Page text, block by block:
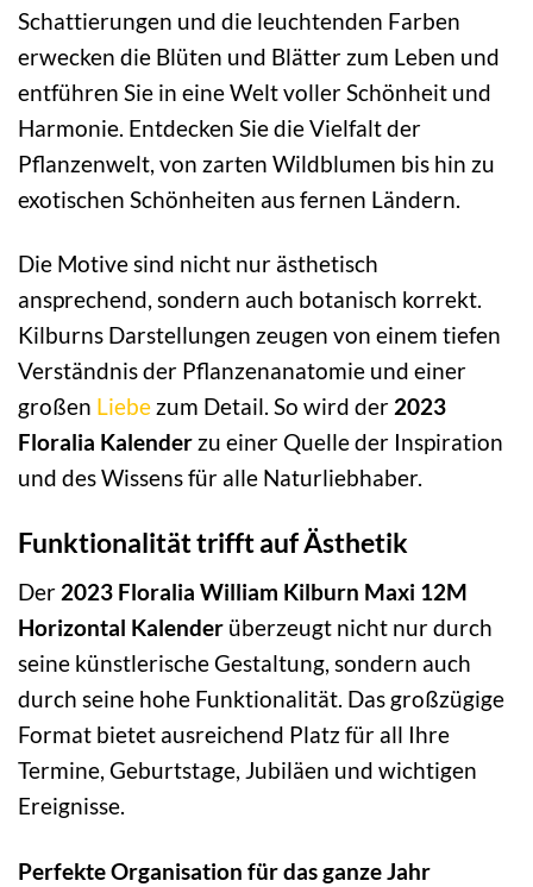
Schattierungen und die leuchtenden Farben
erwecken die Blüten und Blätter zum Leben und
entführen Sie in eine Welt voller Schönheit und
Harmonie. Entdecken Sie die Vielfalt der
Pflanzenwelt, von zarten Wildblumen bis hin zu
exotischen Schönheiten aus fernen Ländern.
Die Motive sind nicht nur ästhetisch
ansprechend, sondern auch botanisch korrekt.
Kilburns Darstellungen zeugen von einem tiefen
Verständnis der Pflanzenanatomie und einer
großen Liebe zum Detail. So wird der 2023
Floralia Kalender zu einer Quelle der Inspiration
und des Wissens für alle Naturliebhaber.
Funktionalität trifft auf Ästhetik
Der 2023 Floralia William Kilburn Maxi 12M
Horizontal Kalender überzeugt nicht nur durch
seine künstlerische Gestaltung, sondern auch
durch seine hohe Funktionalität. Das großzügige
Format bietet ausreichend Platz für all Ihre
Termine, Geburtstage, Jubiläen und wichtigen
Ereignisse.
Perfekte Organisation für das ganze Jahr